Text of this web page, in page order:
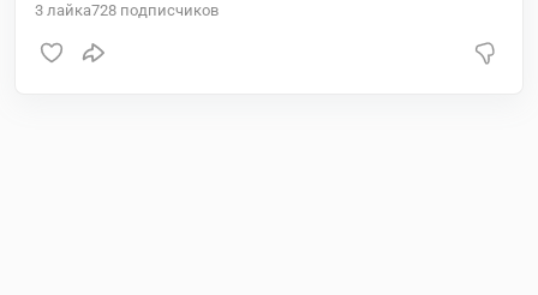
3 лайка728 подписчиков